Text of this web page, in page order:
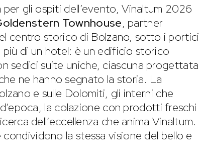
gli ospiti dell’evento, Vinaltum 2026
Townhouse, partner
centro storico di Bolzano, sotto i portici
di un hotel: è un edificio storico
sedici suite uniche, ciascuna progettata
ne hanno segnato la storia. La
e sulle Dolomiti, gli interni che
la colazione con prodotti freschi
dell’eccellenza che anima Vinaltum.
la stessa visione del bello e